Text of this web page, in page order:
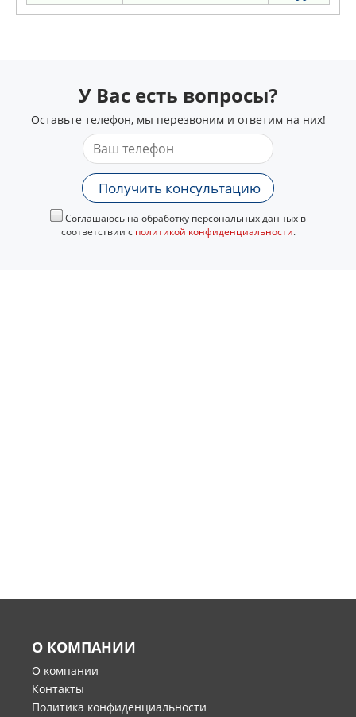
У Вас есть вопросы?
Оставьте телефон, мы перезвоним и ответим на них!
Получить консультацию
Соглашаюсь на обработку персональных данных в
соответствии с политикой конфиденциальности.
О КОМПАНИИ
О компании
Контакты
Политика конфиденциальности